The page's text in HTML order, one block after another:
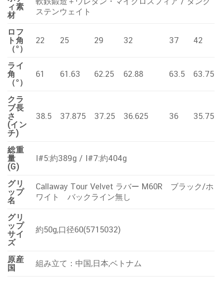
ィ素
材
ステンウェイト
ロフ
ト角
（°）
22 25 29 32 37 42
ライ
角
（°）
61 61.63 62.25 62.88 63.5 63.75
クラ
ブ長
さ
(イン
チ)
38.5 37.875 37.25 36.625 36 35.75
総重
量
(G)
I#5:約389g / I#7:約404g
グリ
ップ
名
Callaway Tour Velvet ラバー M60R ブラック/ホ
ワイト バックライン無し
グリ
ップ
サイ
ズ
約50g,口径60(5715032)
原産
国
組み立て：中国,日本,ベトナム